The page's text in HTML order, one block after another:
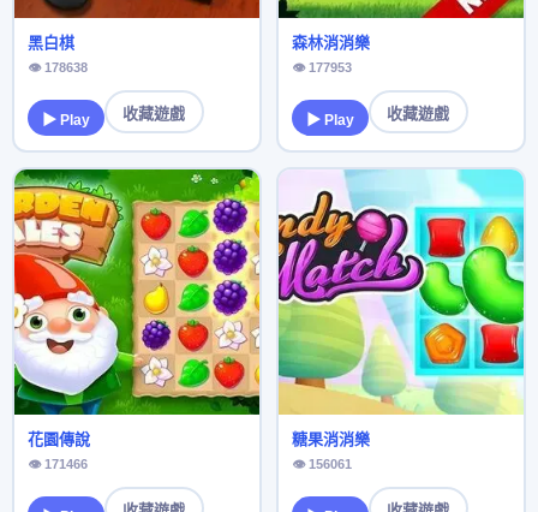
黑白棋
👁 178638
▶ Play 收藏遊戲
森林消消樂
👁 177953
▶ Play 收藏遊戲
花園傳說
👁 171466
糖果消消樂
👁 156061